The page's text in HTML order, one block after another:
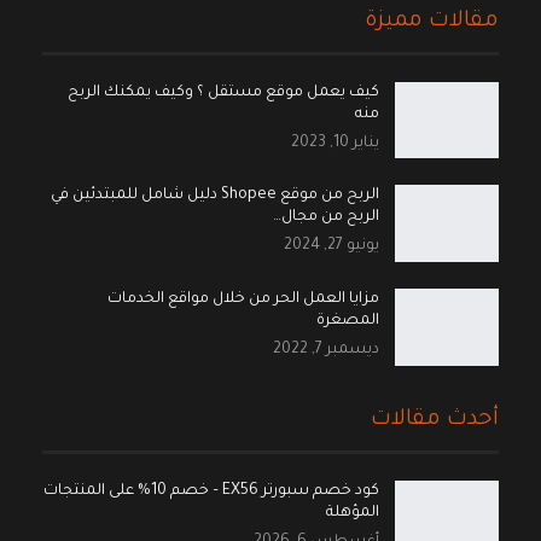
مقالات مميزة
كيف يعمل موقع مستقل ؟ وكيف يمكنك الربح
منه
يناير 10, 2023
الربح من موقع Shopee دليل شامل للمبتدئين في
الربح من مجال…
يونيو 27, 2024
مزايا العمل الحر من خلال مواقع الخدمات
المصغرة
ديسمبر 7, 2022
أحدث مقالات
كود خصم سبورتر EX56 – خصم 10% على المنتجات
المؤهلة